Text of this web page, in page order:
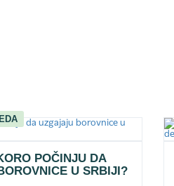
POČINJU DA
U SRBIJI?